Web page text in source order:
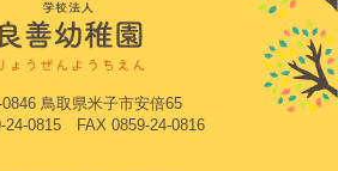
0846 鳥取県米子市安倍65
24-0815 FAX 0859-24-0816